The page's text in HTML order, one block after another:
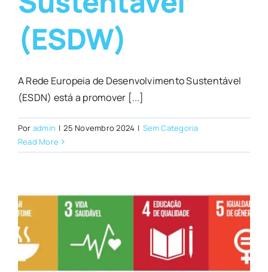
(ESDW)
A Rede Europeia de Desenvolvimento Sustentável
(ESDN) está a promover [...]
Por admin | 25 Novembro 2024 | Sem Categoria
Read More